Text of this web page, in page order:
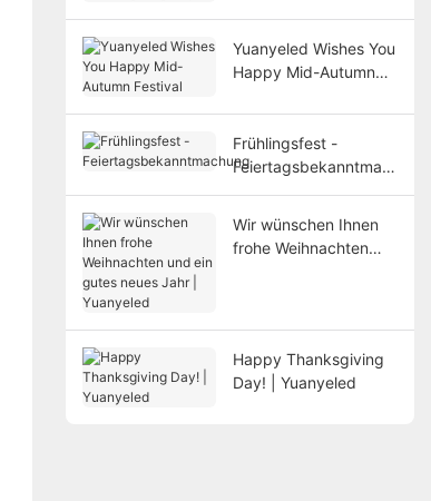
Yuanyeled Wishes You
Happy Mid-Autumn
Frühlingsfest -
Feiertagsbekanntmac
Wir wünschen Ihnen
frohe Weihnachten
Happy Thanksgiving
Day! | Yuanyeled